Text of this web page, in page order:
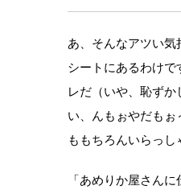
あ、そんなアツい気
シートにあるわけ
レだ（いや、恥ずか
い、んもぉやだも
ももちろんいらっし
「あめりか屋さん